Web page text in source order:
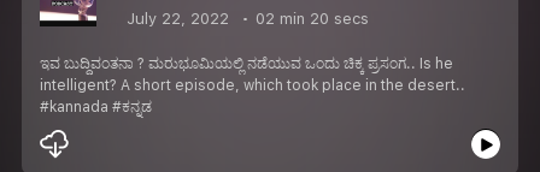
July 22, 2022 02 min 20 secs
ಇವ ಬುದ್ದಿವಂತನಾ ? ಮರುಭೂಮಿಯಲ್ಲಿ ನಡೆಯುವ ಒಂದು ಚಿಕ್ಕ ಪ್ರಸಂಗ.. Is he
intelligent? A short episode, which took place in the desert..
#kannada #ಕನ್ನಡ